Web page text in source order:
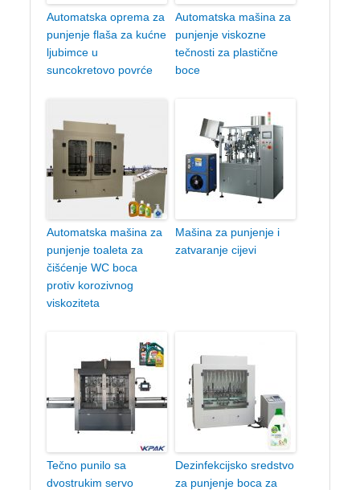
Automatska oprema za
punjenje flaša za kućne
ljubimce u
suncokretovo povrće
Automatska mašina za
punjenje viskozne
tečnosti za plastične
boce
Automatska mašina za
punjenje toaleta za
čišćenje WC boca
protiv korozivnog
viskoziteta
Mašina za punjenje i
zatvaranje cijevi
Tečno punilo sa
dvostrukim servo
Dezinfekcijsko sredstvo
za punjenje boca za